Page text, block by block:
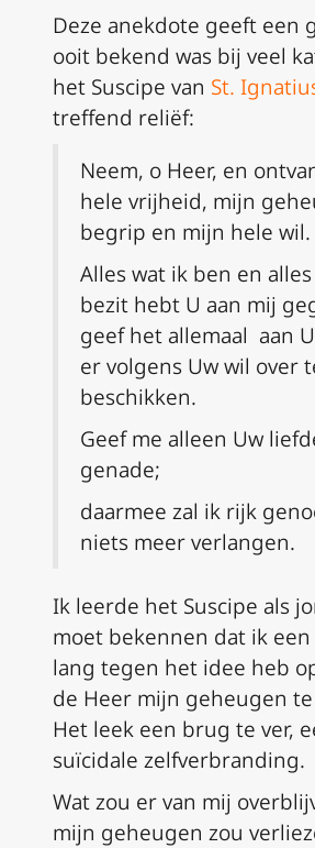
Deze anekdote geeft een
ooit bekend was bij veel
het Suscipe van St.
treffend reliëf:
Neem, o Heer, en
hele vrijheid, mijn
begrip en mijn hele wil.
Alles wat ik ben en
bezit hebt U aan mij
geef het allemaal aan
er volgens Uw wil over
beschikken.
Geef me alleen Uw
genade;
daarmee zal ik rijk
niets meer verlangen.
Ik leerde het Suscipe als
moet bekennen dat ik
lang tegen het idee heb
de Heer mijn geheugen
Het leek een brug te ver,
suïcidale zelfverbranding.
Wat zou er van mij
mijn geheugen zou